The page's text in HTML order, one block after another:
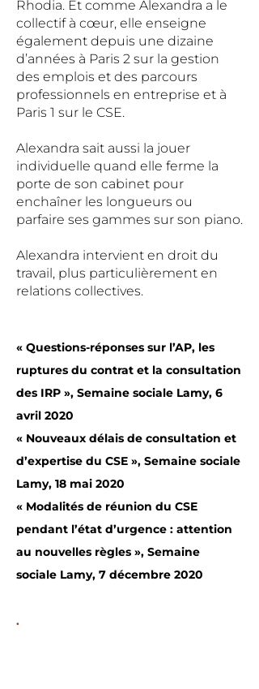
Rhodia. Et comme Alexandra a le
collectif à cœur, elle enseigne
également depuis une dizaine
d’années à Paris 2 sur la gestion
des emplois et des parcours
professionnels en entreprise et à
Paris 1 sur le CSE.
Alexandra sait aussi la jouer
individuelle quand elle ferme la
porte de son cabinet pour
enchaîner les longueurs ou
parfaire ses gammes sur son piano.
Alexandra intervient en droit du
travail, plus particulièrement en
relations collectives.
« Questions-réponses sur l’AP, les
ruptures du contrat et la consultation
des IRP », Semaine sociale Lamy, 6
avril 2020
« Nouveaux délais de consultation et
d’expertise du CSE », Semaine sociale
Lamy, 18 mai 2020
« Modalités de réunion du CSE
pendant l’état d’urgence : attention
au nouvelles règles », Semaine
sociale Lamy, 7 décembre 2020
.